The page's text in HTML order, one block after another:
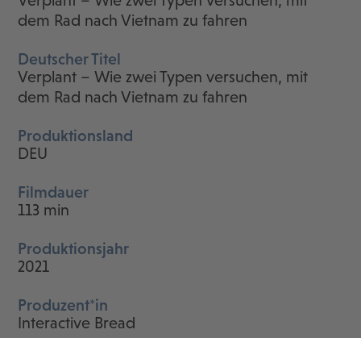
dem Rad nach Vietnam zu fahren
Deutscher Titel
Verplant – Wie zwei Typen versuchen, mit
dem Rad nach Vietnam zu fahren
Produktionsland
DEU
Filmdauer
113 min
Produktionsjahr
2021
Produzent*in
Interactive Bread